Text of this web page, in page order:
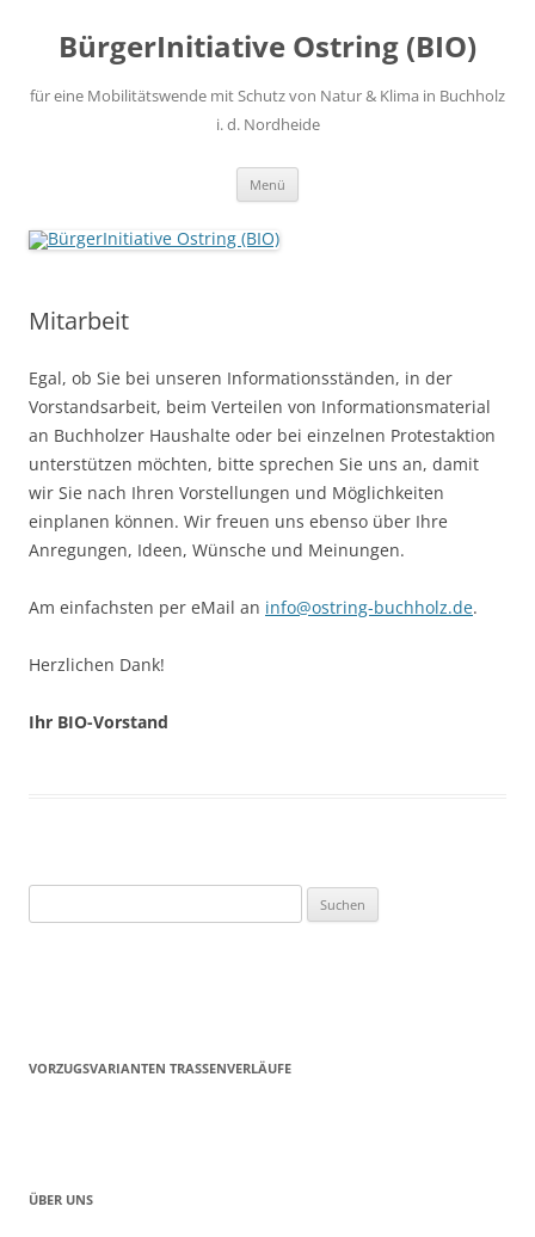
springen
BürgerInitiative Ostring (BIO)
für eine Mobilitätswende mit Schutz von Natur & Klima in Buchholz
i. d. Nordheide
Menü
Mitarbeit
Egal, ob Sie bei unseren Informationsständen, in der
Vorstandsarbeit, beim Verteilen von Informationsmaterial
an Buchholzer Haushalte oder bei einzelnen Protestaktion
unterstützen möchten, bitte sprechen Sie uns an, damit
wir Sie nach Ihren Vorstellungen und Möglichkeiten
einplanen können. Wir freuen uns ebenso über Ihre
Anregungen, Ideen, Wünsche und Meinungen.
Am einfachsten per eMail an info@ostring-buchholz.de.
Herzlichen Dank!
Ihr BIO-Vorstand
nach:
VORZUGSVARIANTEN TRASSENVERLÄUFE
ÜBER UNS